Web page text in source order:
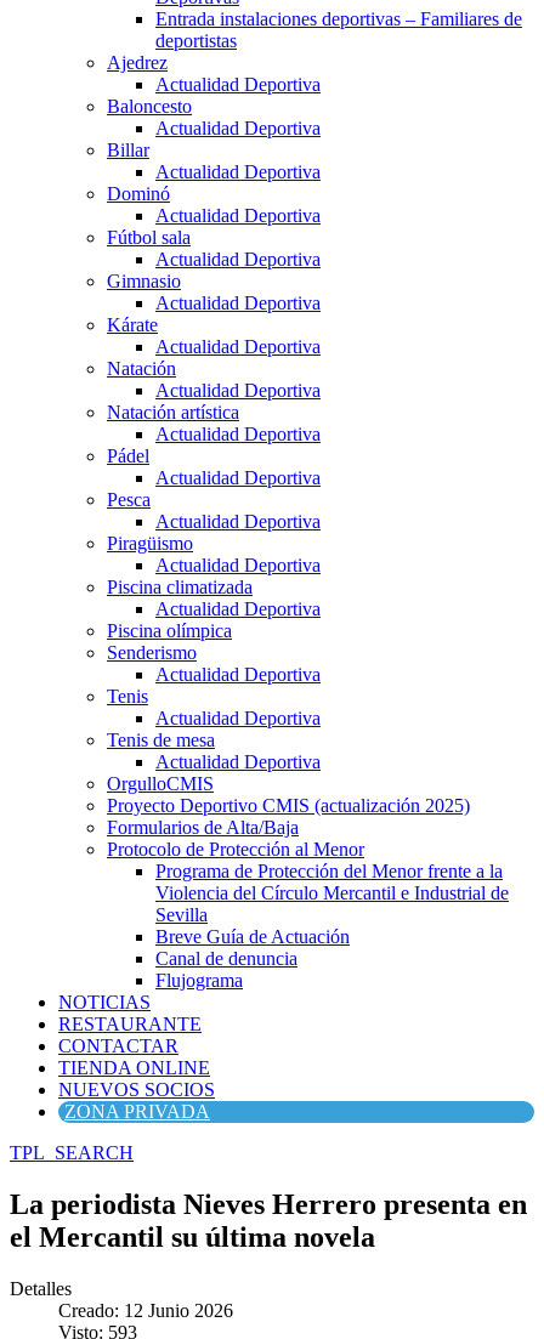
Entrada instalaciones deportivas – Familiares de
deportistas
Ajedrez
Actualidad Deportiva
Baloncesto
Actualidad Deportiva
Billar
Actualidad Deportiva
Dominó
Actualidad Deportiva
Fútbol sala
Actualidad Deportiva
Gimnasio
Actualidad Deportiva
Kárate
Actualidad Deportiva
Natación
Actualidad Deportiva
Natación artística
Actualidad Deportiva
Pádel
Actualidad Deportiva
Pesca
Actualidad Deportiva
Piragüismo
Actualidad Deportiva
Piscina climatizada
Actualidad Deportiva
Piscina olímpica
Senderismo
Actualidad Deportiva
Tenis
Actualidad Deportiva
Tenis de mesa
Actualidad Deportiva
OrgulloCMIS
Proyecto Deportivo CMIS (actualización 2025)
Formularios de Alta/Baja
Protocolo de Protección al Menor
Programa de Protección del Menor frente a la
Violencia del Círculo Mercantil e Industrial de
Sevilla
Breve Guía de Actuación
Canal de denuncia
Flujograma
NOTICIAS
RESTAURANTE
CONTACTAR
TIENDA ONLINE
NUEVOS SOCIOS
ZONA PRIVADA
TPL_SEARCH
La periodista Nieves Herrero presenta en
el Mercantil su última novela
Detalles
Creado: 12 Junio 2026
Visto: 593